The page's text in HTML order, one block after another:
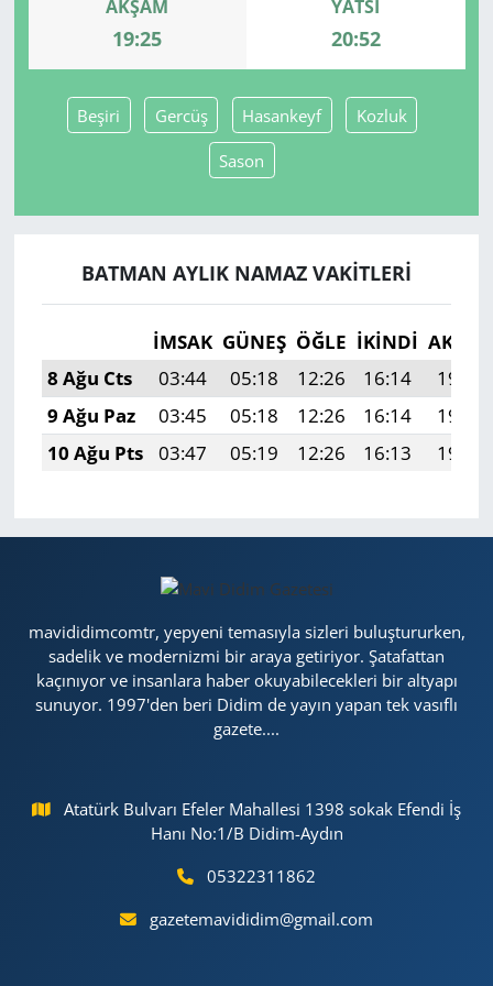
AKŞAM
19:25
YATSI
20:52
Beşiri Gercüş Hasankeyf Kozluk
Sason
BATMAN AYLIK NAMAZ VAKITLERI
İMSAK GÜNEŞ ÖĞLE İKINDI AKŞAM
8 Ağu Cts
03:44 05:18 12:26 16:14
19:25
9 Ağu Paz
03:45 05:18 12:26 16:14
19:24
10 Ağu Pts
03:47 05:19 12:26 16:13 19:23
mavididimcomtr, yepyeni temasıyla sizleri buluştururken,
sadelik ve modernizmi bir araya getiriyor. Şatafattan
kaçınıyor ve insanlara haber okuyabilecekleri bir altyapı
sunuyor. 1997'den beri Didim de yayın yapan tek vasıflı
gazete....
Atatürk Bulvarı Efeler Mahallesi 1398 sokak Efendi İş
Hanı No:1/B Didim-Aydın
05322311862
gazetemavididim@gmail.com